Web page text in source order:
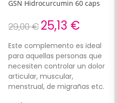
GSN Hidrocurcumin 60 caps
29,00 € 25,13 €
Este complemento es ideal
para aquellas personas que
necesiten controlar un dolor
articular, muscular,
menstrual, de migrañas etc.